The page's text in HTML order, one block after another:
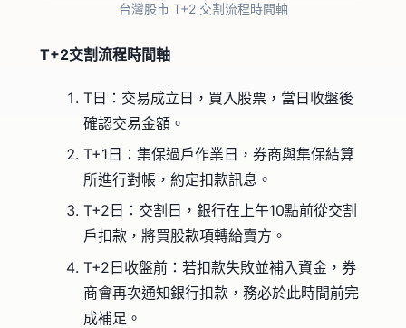
台灣股市 T+2 交割流程時間軸
T+2交割流程時間軸
T日：交易成立日，買入股票，當日收盤後
確認交易金額。
T+1日：集保過戶作業日，券商與集保結算
所進行對帳，約定扣款訊息。
T+2日：交割日，銀行在上午10點前從交割
戶扣款，將買股款項轉給賣方。
T+2日收盤前：若扣款失敗並補入資金，券
商會再次通知銀行扣款，務必於此時間前完
成補足。